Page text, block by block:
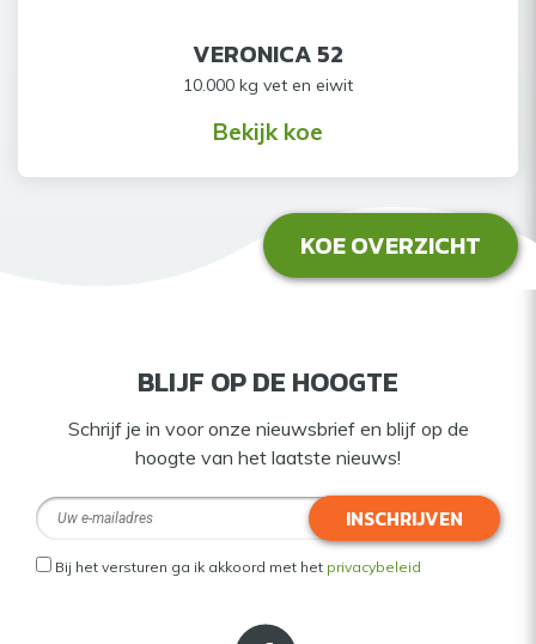
VERONICA 52
10.000 kg vet en eiwit
Bekijk koe
KOE OVERZICHT
BLIJF OP DE HOOGTE
Schrijf je in voor onze nieuwsbrief en blijf op de
hoogte van het laatste nieuws!
INSCHRIJVEN
Bij het versturen ga ik akkoord met het privacybeleid